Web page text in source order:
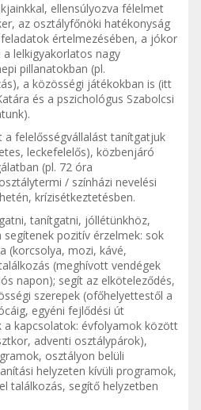
ellensúlyozva félelmet
az osztályfőnöki hatékonyság
értelmezésében, a jókor
lelkigyakorlatos nagy
pillanatokban (pl.
a közösségi játékokban is (itt
és a pszichológus Szabolcsi
felelősségvállalást tanítgatjuk
leckefelelős), közbenjáró
(pl. 72 óra
/ színházi nevelési
krízisétkeztetésben.
tanítgatni, jóllétünkhöz,
pozitív érzelmek: sok
(korcsolya, mozi, kávé,
(meghívott vendégek
napon); segít az elköteleződés,
szerepek (ofőhelyettestől a
egyéni fejlődési út
kapcsolatok: évfolyamok között
adventi osztálypárok),
osztályon belüli
helyzeten kívüli programok,
találkozás, segítő helyzetben